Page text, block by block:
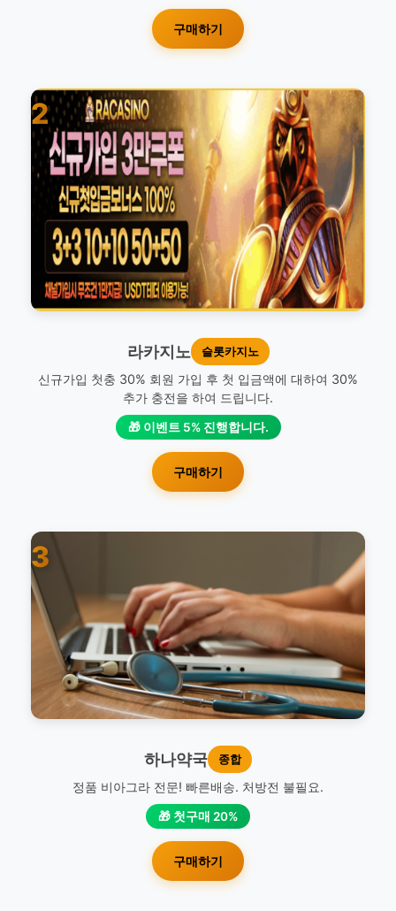
구매하기
2
라카지노 슬롯카지노
신규가입 첫충 30% 회원 가입 후 첫 입금액에 대하여 30%
추가 충전을 하여 드립니다.
🎁 이벤트 5% 진행합니다.
구매하기
3
하나약국 종합
정품 비아그라 전문! 빠른배송. 처방전 불필요.
🎁 첫구매 20%
구매하기